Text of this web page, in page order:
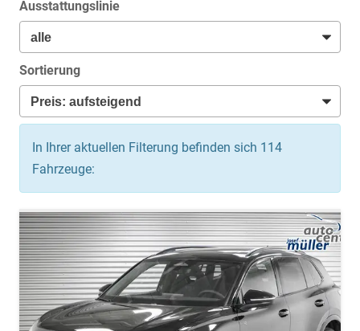
Ausstattungslinie
Sortierung
In Ihrer aktuellen Filterung befinden sich 114
Fahrzeuge: